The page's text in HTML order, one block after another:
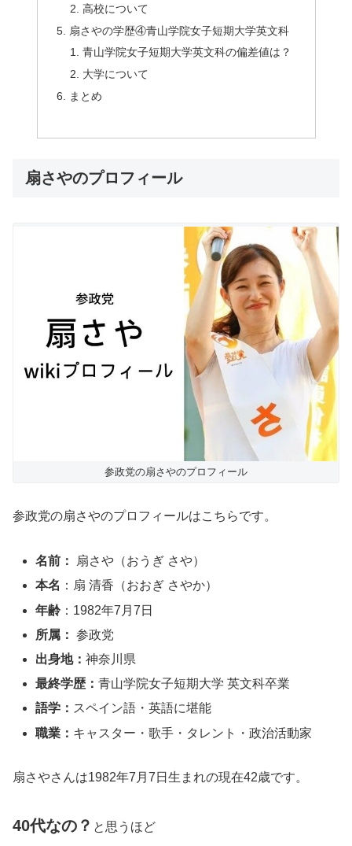
高校について
扇さやの学歴④青山学院女子短期大学英文科
青山学院女子短期大学英文科の偏差値は？
大学について
まとめ
扇さやのプロフィール
参政党の扇さやのプロフィール
参政党の扇さやのプロフィールはこちらです。
名前：
扇さや（おうぎ さや）
本名 ：扇 清香（おおぎ さやか）
年齢 ：1982年7月7日
所属： 参政党
出身地：神奈川県
最終学歴：青山学院女子短期大学 英文科卒業
語学： スペイン語・英語に堪能
職業： キャスター・歌手・タレント・政治活動家
扇さやさんは1982年7月7日生まれの現在42歳です。
40代なの？ と思うほど